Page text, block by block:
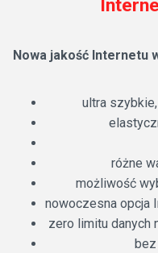
Nowa jakość Internetu
ultra
różne
możliwość
nowoczesna opcja
zero limitu danych